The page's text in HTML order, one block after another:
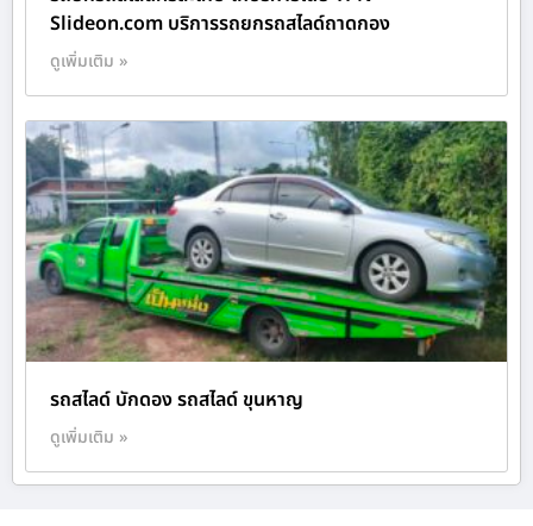
Slideon.com บริการรถยกรถสไลด์ถาดกอง
ดูเพิ่มเติม »
รถสไลด์ บักดอง รถสไลด์ ขุนหาญ
ดูเพิ่มเติม »